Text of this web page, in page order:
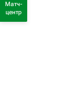
Матч-
центр